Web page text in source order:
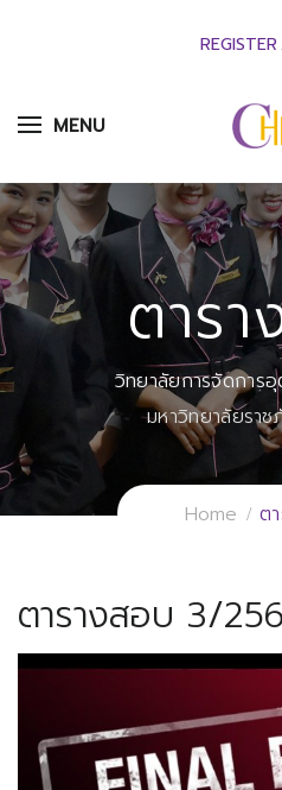
MENU
REGISTER
ตาร
วิทยาลัยการจัดการ
มหาวิทยาลัยรา
Home ต
ตารางสอบ 3/